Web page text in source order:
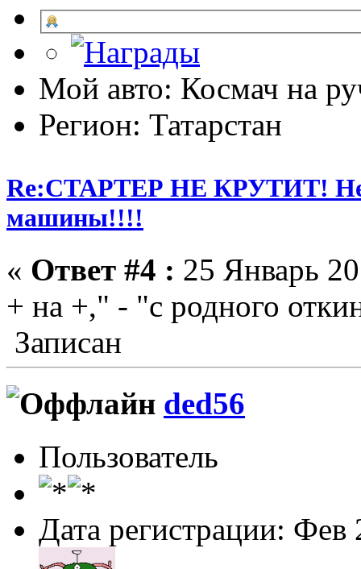
Мой авто: Космач на
Регион: Татарстан
Re:СТАРТЕР НЕ КРУТИТ! Не
машины!!!!
« Ответ #4 : 25 Январь
+ на +," - "с родного
Записан
ded56
Пользователь
Дата регистрации: Фев